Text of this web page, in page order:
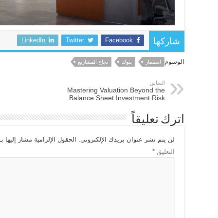
شاركها Facebook
Twitter
LinkedIn
الوسوم استثمار بنوك نجاح المشاريع
السابق
Mastering Valuation Beyond the
Balance Sheet Investment Risk
اترك تعليقاً
لن يتم نشر عنوان بريدك الإلكتروني.
الحقول الإلزامية مشار إليها
التعليق *